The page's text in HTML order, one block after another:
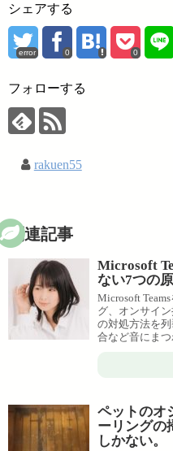
シェアする
error 0 0
フォローする
rakuen55
関連記事
Microsoft
ない7つの
Microsoft
グ、オンサイ
の対処方法を
合など音にまつ
ペットのオ
ーリングの
しかない。